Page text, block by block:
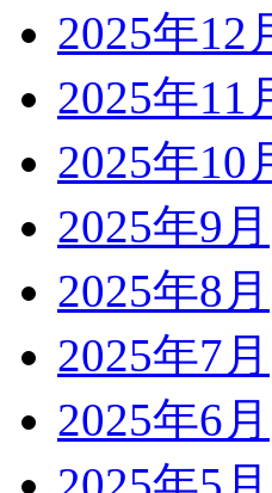
2025年12
2025年11
2025年10
2025年9月
2025年8月
2025年7月
2025年6月